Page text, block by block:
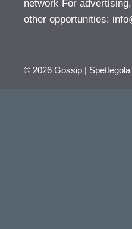
network For
other opportunities:
© 2026 Gossip | Spettegola